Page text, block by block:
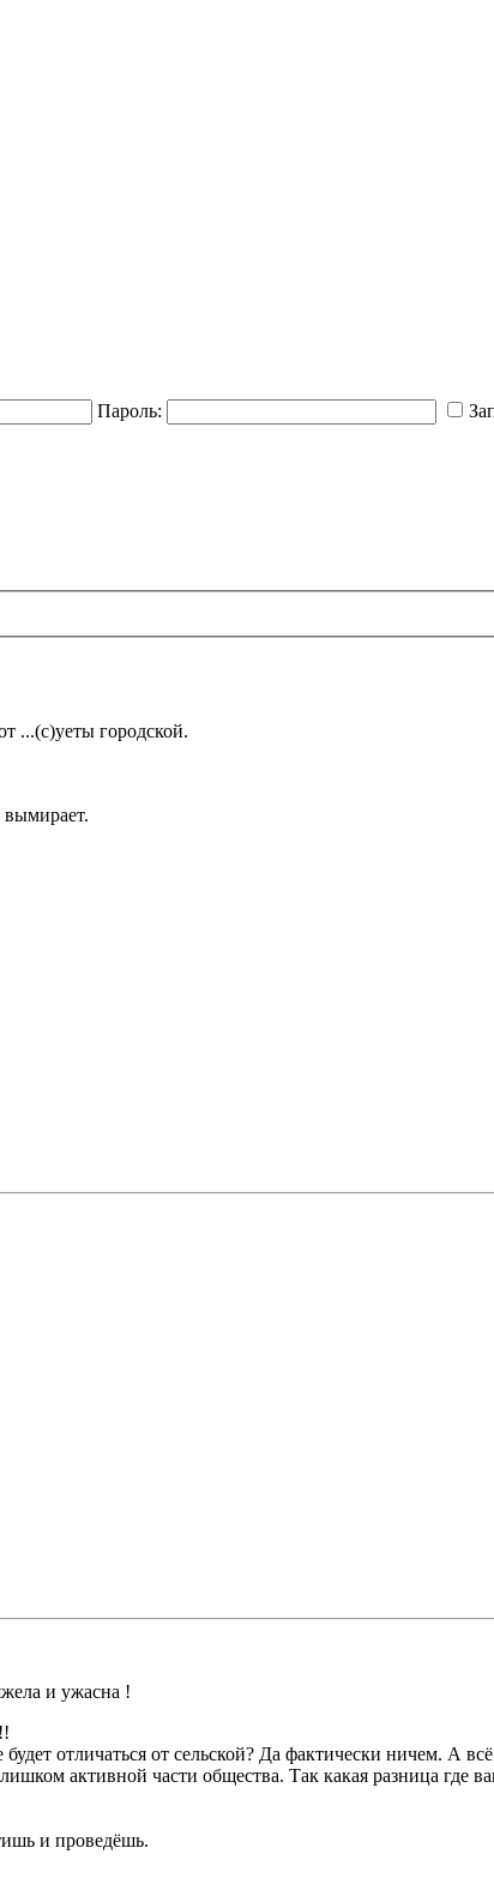
Пароль:
...(с)уеты городской.
вымирает.
и ужасна !
отличаться от сельской? Да фактически ничем. А
активной части общества. Так какая разница где
и проведёшь.